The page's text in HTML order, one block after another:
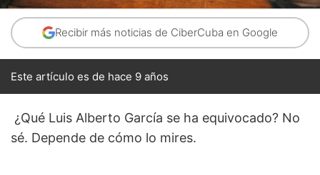
Recibir más noticias de CiberCuba en Google
Este artículo es de hace 9 años
¿Qué Luis Alberto García se ha equivocado? No
sé. Depende de cómo lo mires.